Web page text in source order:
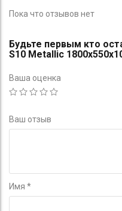
Пока что отзывов нет
Будьте первым кто
S10 Metallic
Ваша оценка
Ваш отзыв
Имя *